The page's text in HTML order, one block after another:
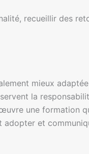
recueillir des
mieux
la
une formation
adopter et